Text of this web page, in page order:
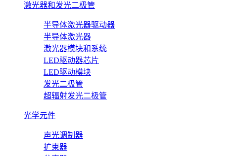
激光器和发光二极管
半导体激光器驱动器
半导体激光器
激光器模块和系统
LED驱动器芯片
LED驱动模块
发光二极管
超辐射发光二极管
光学元件
声光调制器
扩束器